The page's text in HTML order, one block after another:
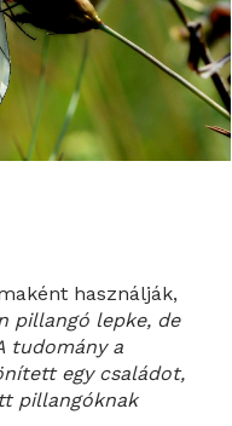
használják,
pillangó lepke, de
tudomány a
egy családot,
pillangóknak